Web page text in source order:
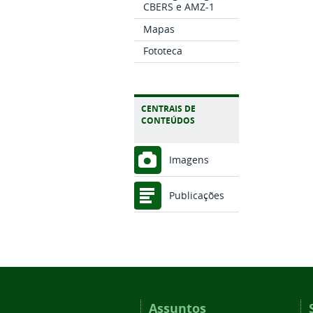
CBERS e AMZ-1
Mapas
Fototeca
CENTRAIS DE
CONTEÚDOS
Imagens
Publicações
Assuntos